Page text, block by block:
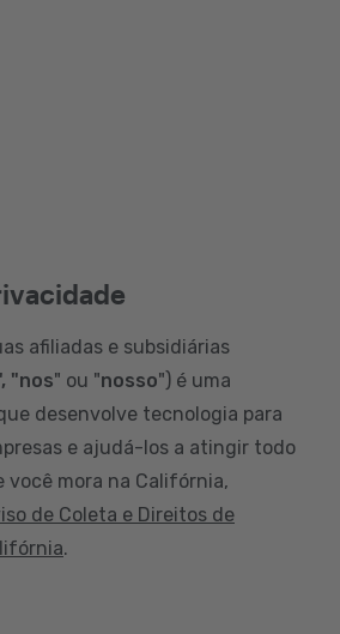
afiliadas e subsidiárias
"nos" ou "nosso") é uma
desenvolve tecnologia para
e ajudá-los a atingir todo
você mora na Califórnia,
de Coleta e Direitos de
.